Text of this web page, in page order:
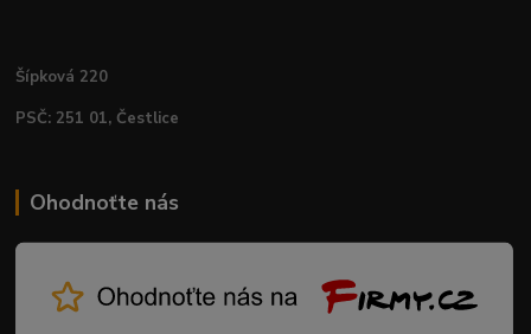
Šípková 220
PSČ: 251 01, Čestlice
Ohodnoťte nás